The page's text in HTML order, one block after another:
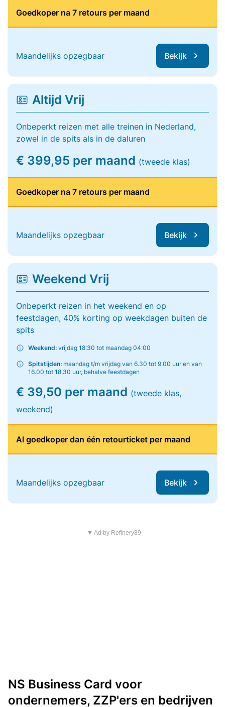
Goedkoper na 7 retours per maand
Maandelijks opzegbaar Bekijk
Altijd Vrij
Onbeperkt reizen met alle treinen in Nederland,
zowel in de spits als in de daluren
€ 399,95 per maand (tweede klas)
Goedkoper na 7 retours per maand
Maandelijks opzegbaar Bekijk
Weekend Vrij
Onbeperkt reizen in het weekend en op
feestdagen, 40% korting op weekdagen buiten de
spits
Weekend: vrijdag 18:30 tot maandag 04:00
Spitstijden: maandag t/m vrijdag van 6.30 tot 9.00 uur en van
16.00 tot 18.30 uur, behalve feestdagen
€ 39,50 per maand (tweede klas,
weekend)
Al goedkoper dan één retourticket per maand
Maandelijks opzegbaar Bekijk
▼ Ad by Refinery89
NS Business Card voor
ondernemers, ZZP'ers en bedrijven